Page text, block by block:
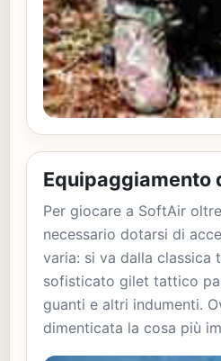
Equipaggiamento
Per giocare a SoftAir
necessario dotarsi di
varia: si va dalla classica
sofisticato gilet tattico
guanti e altri indumenti.
dimenticata la cosa più